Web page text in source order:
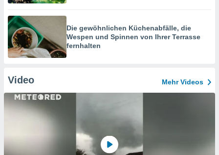
Die gewöhnlichen Küchenabfälle, die
Wespen und Spinnen von Ihrer Terrasse
fernhalten
Video Mehr Videos